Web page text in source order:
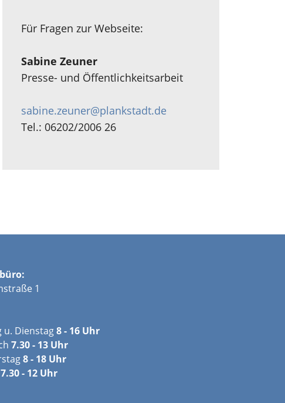
Für Fragen zur Webseite:
Sabine Zeuner
Presse- und Öffentlichkeitsarbeit
sabine.zeuner@plankstadt.de
Tel.: 06202/2006 26
1
u. Dienstag8 - 16 Uhr
7.30 - 13 Uhr
8 - 18 Uhr
7.30 - 12 Uhr